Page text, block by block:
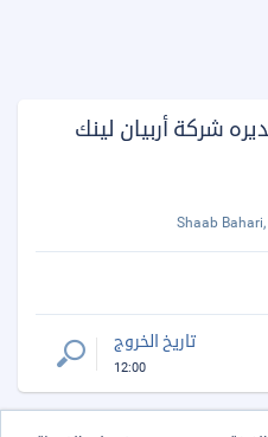
شركة أربيان لينك
Shaab
تاريخ الخروج
12:00